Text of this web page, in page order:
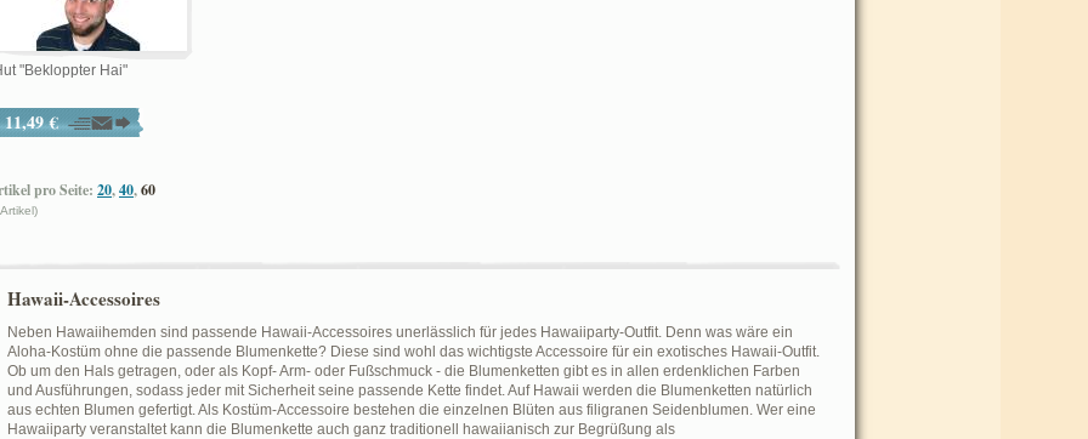
"Bekloppter Hai"
11,49 €
pro Seite: 20,40,60
Hawaii-Accessoires
Neben Hawaiihemden sind passende Hawaii-Accessoires unerlässlich für jedes Hawaiiparty-Outfit. Denn was wäre ein
Aloha-Kostüm ohne die passende Blumenkette? Diese sind wohl das wichtigste Accessoire für ein exotisches Hawaii-Outfit.
Ob um den Hals getragen, oder als Kopf- Arm- oder Fußschmuck - die Blumenketten gibt es in allen erdenklichen Farben
und Ausführungen, sodass jeder mit Sicherheit seine passende Kette findet. Auf Hawaii werden die Blumenketten natürlich
aus echten Blumen gefertigt. Als Kostüm-Accessoire bestehen die einzelnen Blüten aus filigranen Seidenblumen. Wer eine
Hawaiiparty veranstaltet kann die Blumenkette auch ganz traditionell hawaiianisch zur Begrüßung als